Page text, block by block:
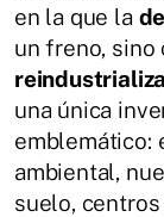
en la que la
un freno, sino
una única
emblemático:
ambiental,
suelo,